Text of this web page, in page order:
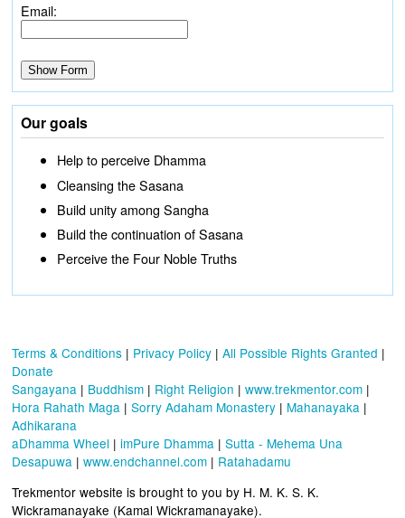
Email:
Our goals
Help to perceive Dhamma
Cleansing the Sasana
Build unity among Sangha
Build the continuation of Sasana
Perceive the Four Noble Truths
Terms & Conditions | Privacy Policy | All Possible Rights Granted |
Donate
Sangayana | Buddhism | Right Religion | www.trekmentor.com |
Hora Rahath Maga | Sorry Adaham Monastery | Mahanayaka |
Adhikarana
aDhamma Wheel | imPure Dhamma | Sutta - Mehema Una
Desapuwa | www.endchannel.com | Ratahadamu
Trekmentor website is brought to you by H. M. K. S. K.
Wickramanayake (Kamal Wickramanayake).